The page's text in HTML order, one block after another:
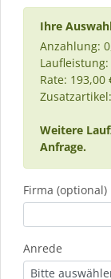
Ihre
Anzahlung:
Rate: 193,00
Zusatzartikel:
Weitere
Anfrage.
Firma (optional)
Anrede